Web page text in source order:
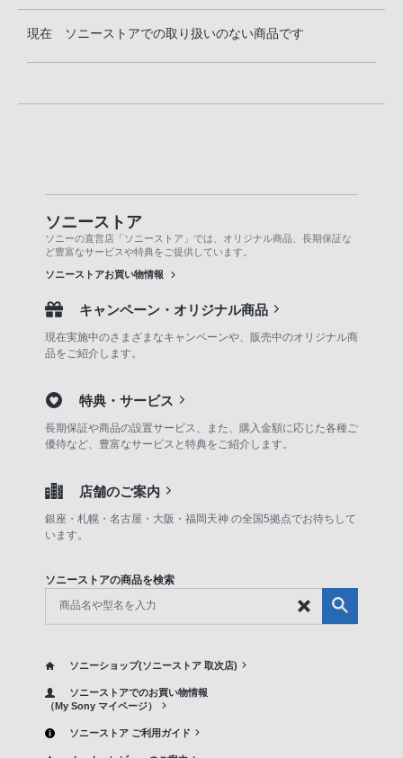
現在 ソニーストアでの取り扱いのない商品です
ソニーストア
ソニーの直営店「ソニーストア」では、オリジナル商品、長期保証な
ど豊富なサービスや特典をご提供しています。
ソニーストアお買い物情報
キャンペーン・オリジナル商品
現在実施中のさまざまなキャンペーンや、販売中のオリジナル商
品をご紹介します。
特典・サービス
長期保証や商品の設置サービス、また、購入金額に応じた各種ご
優待など、豊富なサービスと特典をご紹介します。
店舗のご案内
銀座・札幌・名古屋・大阪・福岡天神 の全国5拠点でお待ちして
います。
ソニーストアの商品を検索
ソニーショップ(ソニーストア 取次店)
ソニーストアでのお買い物情報
（My Sony マイページ）
ソニーストア ご利用ガイド